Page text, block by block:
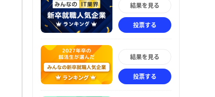
結果を見る
投票する
結果を見る
投票する